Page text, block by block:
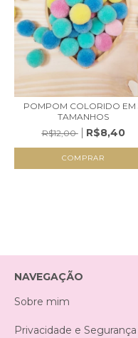
POMPOM COLORIDO EM
TAMANHOS
R$12,00
R$8,40
COMPRAR
NAVEGAÇÃO
Sobre mim
Privacidade e Segurança